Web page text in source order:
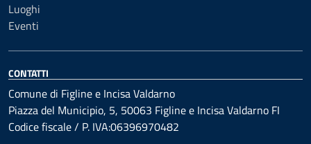
Luoghi
Eventi
CONTATTI
Comune di Figline e Incisa Valdarno
Piazza del Municipio, 5, 50063 Figline e Incisa Valdarno FI
Codice fiscale / P. IVA:06396970482